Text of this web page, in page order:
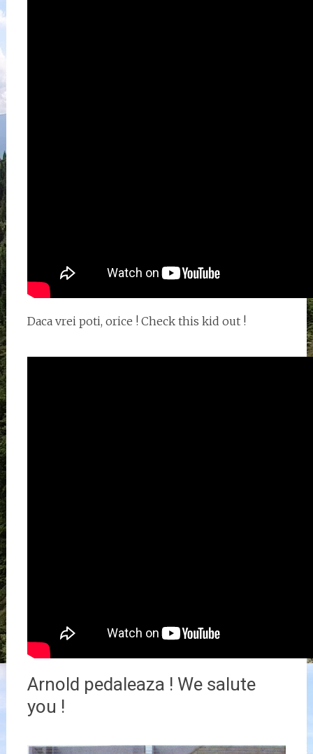
Daca vrei poti, orice ! Check this kid out !
Arnold pedaleaza ! We salute
you !